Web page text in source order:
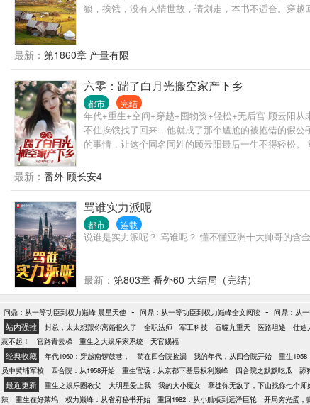
狼，挨饿，没有人情世故，请划走，本书不适合。穿越
最新： 第1860章 产量有限
六零：踹了白月光搬空家产下乡
都市 完结
年代+重生+空间+穿越+囤物资+轻松+无后宫 顾云阳
不住挨饿找了回来，他就成了那个尴尬的被抱错的假
的事情，让这个同名同姓的顾云阳最后一生不得轻松
上供。 老财后代：只要给口吃的，黄金玉器，古董字
最新： 番外 顾长安4
骂谁实力派呢
都市 连载
说谁是实力派呢？ 骂谁呢？ 懂不懂亚洲十大帅哥的含
最新： 第803章 番外60 大结局（完结）
问鼎：从一等功臣到权力巅峰 晨星天使 - 问鼎：从一等功臣到权力巅峰全文阅读 - 问鼎：从
站内强推 封总，太太想跟你离婚很久了 全职法师 军工科技 吞噬九重天 医路坦途 仕途
惹不起！
官路青云梯 重生之大娱乐家系统 天官赐福
经典收藏 年代1960：穿越南锣鼓巷， 苟在四合院捡漏 我的年代，从四合院开始 重生
员中黄埔军校
四合院：从1958开始 重生官场：从京都下基层权利巅峰 四合院之默默吃瓜 舔
最近更新 重生之娱乐圈教父 大明星爱上我 我的大小魔女 孽徒你无敌了，下山找你七个师
辣
重生在好莱坞 权力巅峰：从省府秘书开始 重回1982：从小舢板到远洋巨轮 开局穷光蛋，